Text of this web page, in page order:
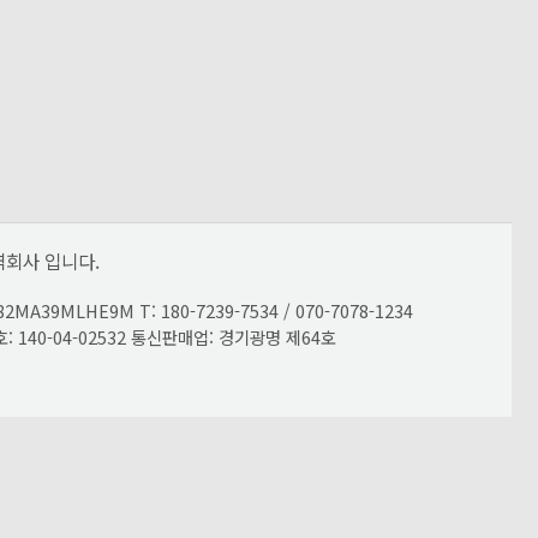
사 입니다.
T: 180-7239-7534 / 070-7078-1234
140-04-02532 통신판매업: 경기광명 제64호